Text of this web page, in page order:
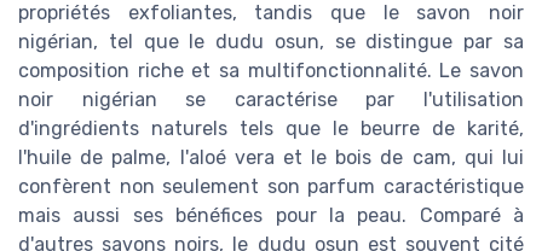
propriétés exfoliantes, tandis que le savon noir
nigérian, tel que le dudu osun, se distingue par sa
composition riche et sa multifonctionnalité. Le savon
noir nigérian se caractérise par l'utilisation
d'ingrédients naturels tels que le beurre de karité,
l'huile de palme, l'aloé vera et le bois de cam, qui lui
confèrent non seulement son parfum caractéristique
mais aussi ses bénéfices pour la peau. Comparé à
d'autres savons noirs, le dudu osun est souvent cité